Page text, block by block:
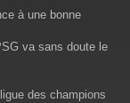
à une bonne
va sans doute le
des champions